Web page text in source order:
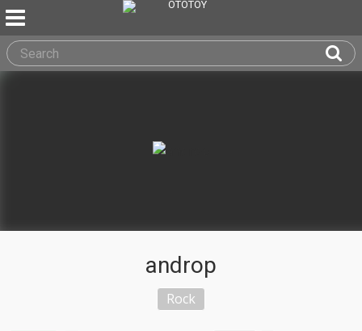
androp
Rock